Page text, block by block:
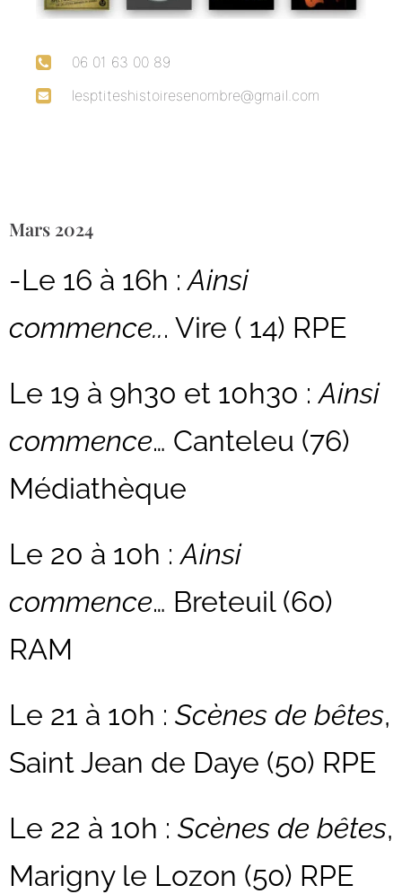
06 01 63 00 89
lesptiteshistoiresenombre@gmail.com
Mars 2024
-Le 16 à 16h : Ainsi
commence... Vire ( 14) RPE
Le 19 à 9h30 et 10h30 :Ainsi
commence… Canteleu (76)
Médiathèque
Le 20 à 10h :Ainsi
commence… Breteuil (60)
RAM
Le 21 à 10h : Scènes de bêtes,
Saint Jean de Daye (50) RPE
Le 22 à 10h : Scènes de bêtes,
Marigny le Lozon (50) RPE